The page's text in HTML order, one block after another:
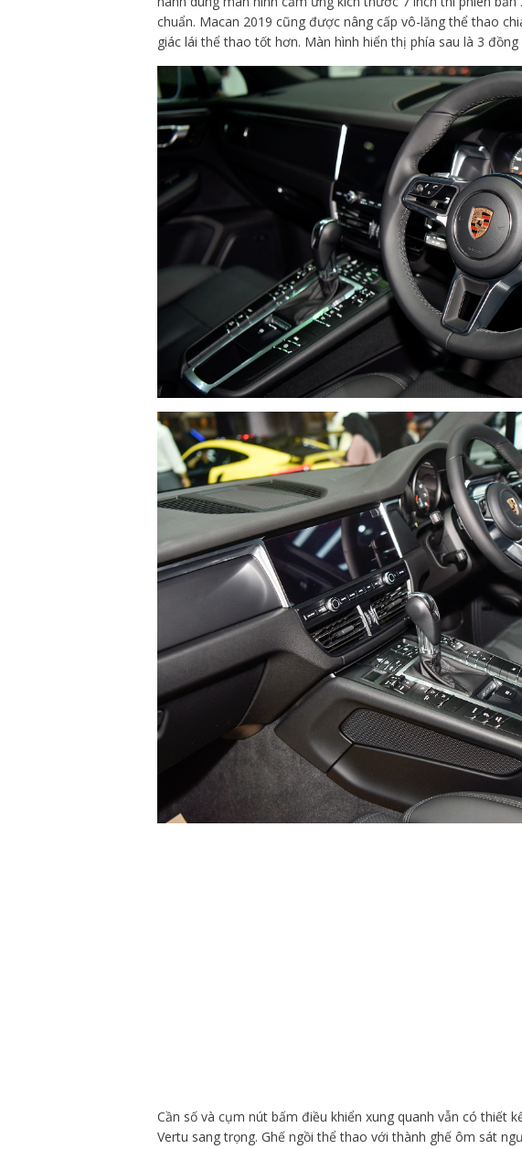
chuẩn. Macan 2019 cũng được nâng cấp vô-lăng thể thao
giác lái thể thao tốt hơn. Màn hình hiển thị phía sau là 3 đồng
Cần số và cụm nút bấm điều khiển xung quanh vẫn có thiết
Vertu sang trọng. Ghế ngồi thể thao với thành ghế ôm sát